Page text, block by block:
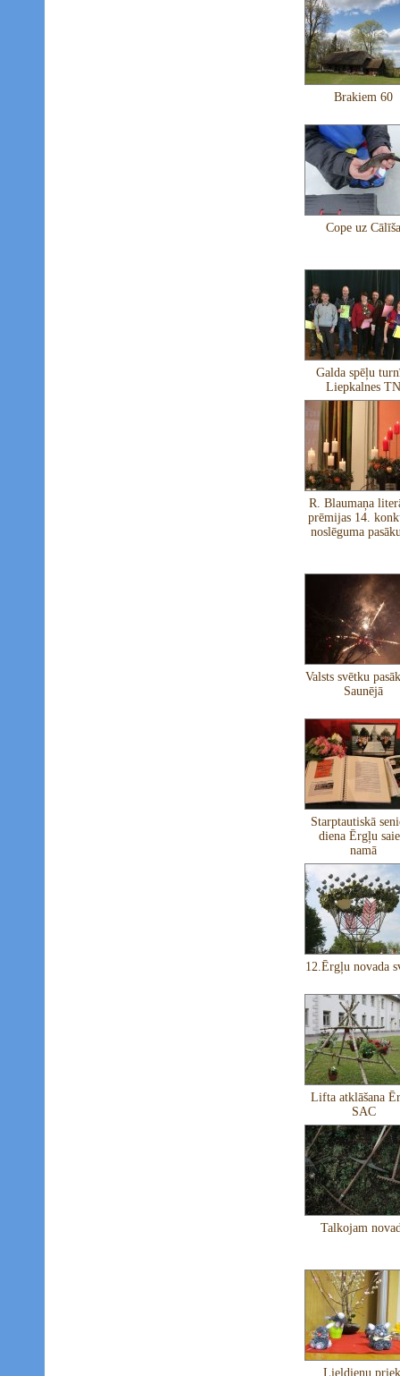
Brakiem 60
Cope uz Cālīša
Galda spēļu
Liepkalnes TN
R. Blaumaņa
prēmijas 14.
noslēguma
Valsts svētku
Saunējā
Starptautiskā
diena Ērgļu
namā
12.Ērgļu novada
Lifta atklāšana
SAC
Talkojam
Lieldienu